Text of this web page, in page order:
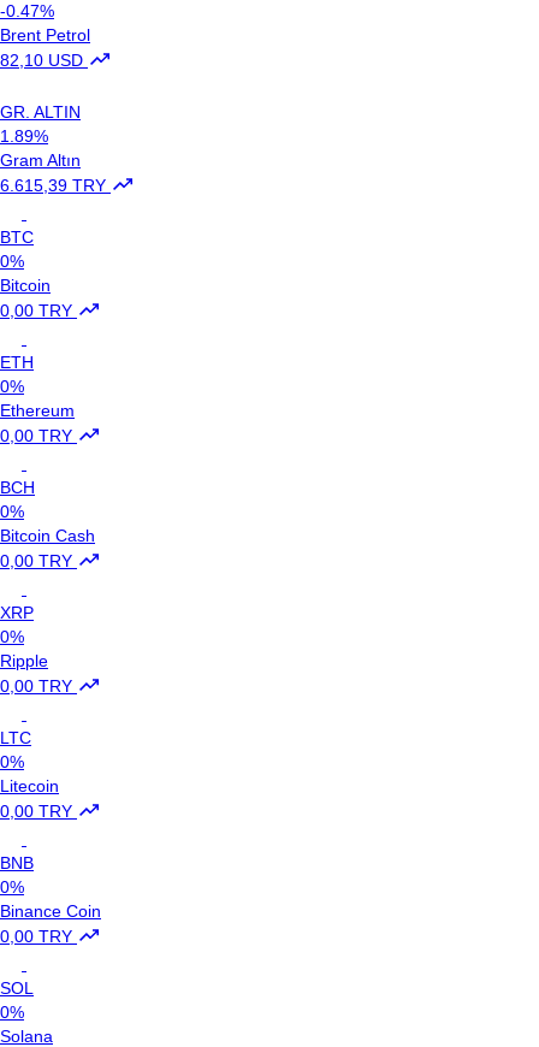
-0.47%
Brent Petrol
82,10 USD
GR. ALTIN
1.89%
Gram Altın
6.615,39 TRY
BTC
0%
Bitcoin
0,00 TRY
ETH
0%
Ethereum
0,00 TRY
BCH
0%
Bitcoin Cash
0,00 TRY
XRP
0%
Ripple
0,00 TRY
LTC
0%
Litecoin
0,00 TRY
BNB
0%
Binance Coin
0,00 TRY
SOL
0%
Solana